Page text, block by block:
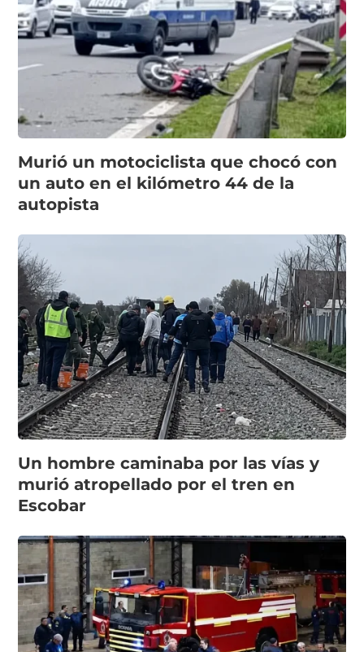
Murió un motociclista que chocó con
un auto en el kilómetro 44 de la
autopista
Un hombre caminaba por las vías y
murió atropellado por el tren en
Escobar